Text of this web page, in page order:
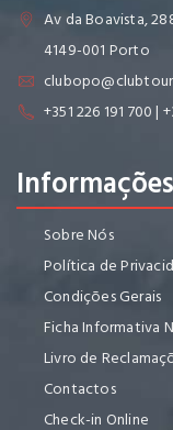
Av da Boavista,
4149-001 Porto
+351 226 191 700 |
Sobre Nós
Política de
Condições Gerais
Ficha Informativa
Livro de
Contactos
Check-in Online